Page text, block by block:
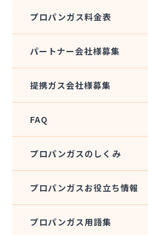
株式会社瀬尾本店
株式会社西城
株式会社石沢商店 プロパン
株式会社石澤商店 宇都宮営
株式会社島田
株式会社東親エルピーガス
株式会社藤田液化燃料
株式会社福冨
株式会社平松総合企画 プ
株式会社別井商店
プロパンガス料金表
パートナー会社様募集
提携ガス会社様募集
FAQ
プロパンガスのしくみ
プロパンガスお役立ち情報
プロパンガス用語集